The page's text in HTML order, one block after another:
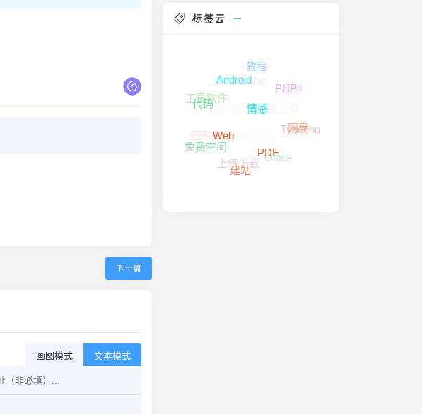
下一篇
画图模式 文本模式
标签云
工具软件
代码
Android
教程
Emlog
办公软件
图形图像
免费空间
Web
情感
PHP
视频
系统工具
Windows
上传下载
建站
PDF
网盘
Typecho
Office